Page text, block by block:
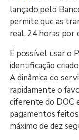
lançado pelo
permite que as
real, 24 horas por
É possível usar o
identificação
A dinâmica do
rapidamente o
diferente do DOC
pagamentos
máximo de dez